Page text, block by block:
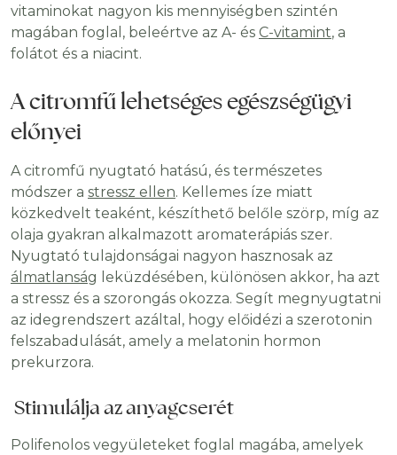
vitaminokat nagyon kis mennyiségben szintén
magában foglal, beleértve az A- és C-vitamint, a
folátot és a niacint.
A citromfű lehetséges egészségügyi
előnyei
A citromfű nyugtató hatású, és természetes
módszer a stressz ellen. Kellemes íze miatt
közkedvelt teaként, készíthető belőle szörp, míg az
olaja gyakran alkalmazott aromaterápiás szer.
Nyugtató tulajdonságai nagyon hasznosak az
álmatlanság leküzdésében, különösen akkor, ha azt
a stressz és a szorongás okozza. Segít megnyugtatni
az idegrendszert azáltal, hogy előidézi a szerotonin
felszabadulását, amely a melatonin hormon
prekurzora.
Stimulálja az anyagcserét
Polifenolos vegyületeket foglal magába, amelyek